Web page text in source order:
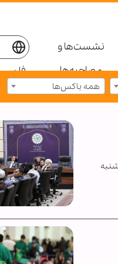
نشست‌ها و
مصاحبه‌ها
فارسی
همه باکس‌ها